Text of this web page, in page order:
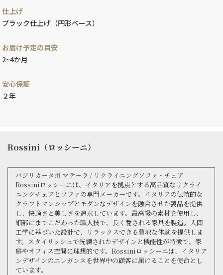
仕上げ
ブラック仕上げ（円形ベース）
お届け予定の目安
2~4か月
安心保証
２年
Rossini（ロッシーニ）
バジリカータ州 マテーラ / リクライニングソファ・チェア
Rossiniロッシーニは、イタリアを拠点とする高品質なリクライ
ニングチェアとソファの専門メーカーです。イタリアの伝統的な
クラフトマンシップとモダンなデザインを融合させた製品を提供
し、快適さと美しさを追求しています。最高級の素材を使用し、
細部にまでこだわった職人技で、長く愛される家具を製造。人間
工学に基づいた設計で、リラックスできる贅沢な体験を提供しま
す。スタイリッシュで洗練されたデザインと機能性が特徴で、家
庭やオフィス空間に理想的です。Rossiniロッシーニは、イタリア
ンデザインのエレガンスを世界中の顧客に届けることを使命とし
ています。